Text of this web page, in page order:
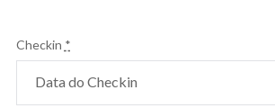
Checkin *